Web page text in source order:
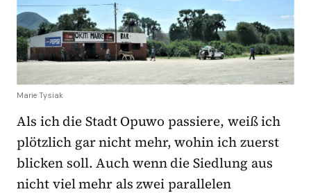
Marie Tysiak
Als ich die Stadt Opuwo passiere, weiß ich
plötzlich gar nicht mehr, wohin ich zuerst
blicken soll. Auch wenn die Siedlung aus
nicht viel mehr als zwei parallelen